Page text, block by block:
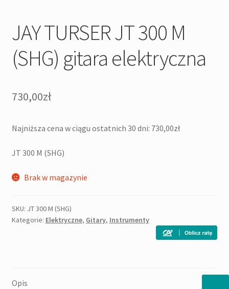
JAY TURSER JT 300 M
(SHG) gitara elektryczna
730,00zł
Najniższa cena w ciągu ostatnich 30 dni: 730,00zł
JT 300 M (SHG)
Brak w magazynie
SKU: JT 300 M (SHG)
Kategorie: Elektryczne, Gitary, Instrumenty
Opis